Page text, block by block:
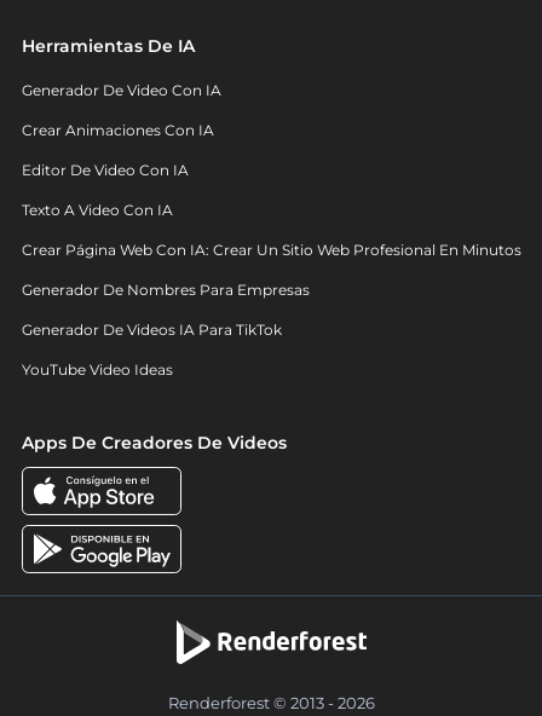
Herramientas De IA
Generador De Video Con IA
Crear Animaciones Con IA
Editor De Video Con IA
Texto A Video Con IA
Crear Página Web Con IA: Crear Un Sitio Web Profesional En Minutos
Generador De Nombres Para Empresas
Generador De Videos IA Para TikTok
YouTube Video Ideas
Apps De Creadores De Videos
Renderforest © 2013 - 2026